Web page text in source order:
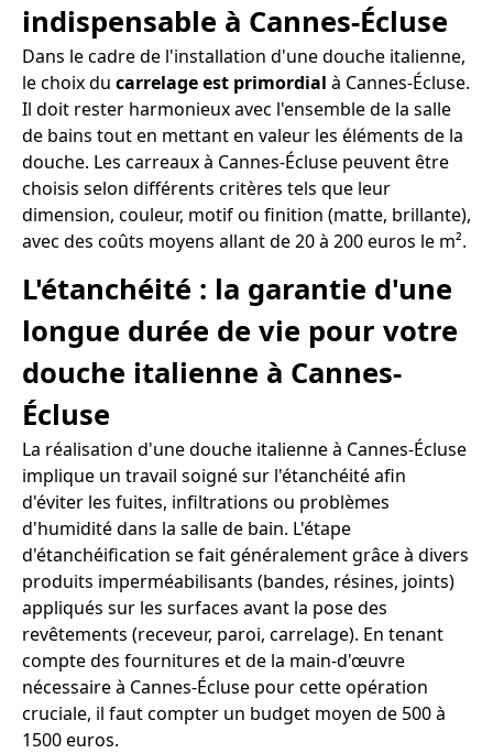
indispensable à Cannes-Écluse
Dans le cadre de l'installation d'une douche italienne,
le choix du carrelage est primordial à Cannes-Écluse.
Il doit rester harmonieux avec l'ensemble de la salle
de bains tout en mettant en valeur les éléments de la
douche. Les carreaux à Cannes-Écluse peuvent être
choisis selon différents critères tels que leur
dimension, couleur, motif ou finition (matte, brillante),
avec des coûts moyens allant de 20 à 200 euros le m².
L'étanchéité : la garantie d'une
longue durée de vie pour votre
douche italienne à Cannes-
Écluse
La réalisation d'une douche italienne à Cannes-Écluse
implique un travail soigné sur l'étanchéité afin
d'éviter les fuites, infiltrations ou problèmes
d'humidité dans la salle de bain. L'étape
d'étanchéification se fait généralement grâce à divers
produits imperméabilisants (bandes, résines, joints)
appliqués sur les surfaces avant la pose des
revêtements (receveur, paroi, carrelage). En tenant
compte des fournitures et de la main-d'œuvre
nécessaire à Cannes-Écluse pour cette opération
cruciale, il faut compter un budget moyen de 500 à
1500 euros.